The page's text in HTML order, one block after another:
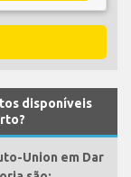
disponíveis
Union em Dar